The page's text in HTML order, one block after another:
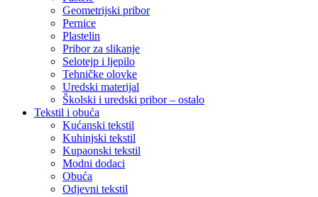
Geometrijski pribor
Pernice
Plastelin
Pribor za slikanje
Selotejp i ljepilo
Tehničke olovke
Uredski materijal
Školski i uredski pribor – ostalo
Tekstil i obuća
Kućanski tekstil
Kuhinjski tekstil
Kupaonski tekstil
Modni dodaci
Obuća
Odjevni tekstil